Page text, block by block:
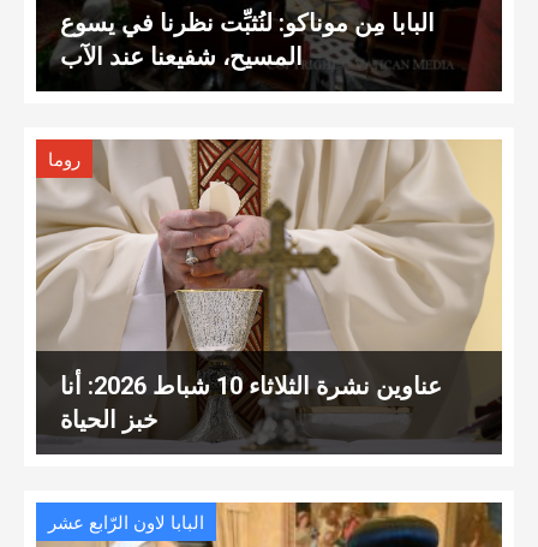
البابا مِن موناكو: لنُثبِّت نظرنا في يسوع
المسيح، شفيعنا عند الآب
روما
عناوين نشرة الثلاثاء 10 شباط 2026: أنا
خبز الحياة
البابا لاون الرّابع عشر